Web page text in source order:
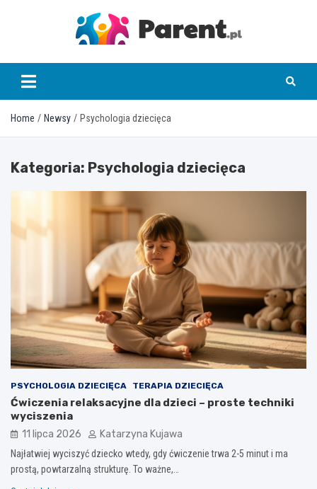
parent.pl
Home Newsy Psychologia dziecięca
Kategoria: Psychologia dziecięca
PSYCHOLOGIA DZIECIĘCA TERAPIA DZIECIĘCA
Ćwiczenia relaksacyjne dla dzieci – proste techniki
wyciszenia
11 lipca 2026 Katarzyna Kujawa
Najłatwiej wyciszyć dziecko wtedy, gdy ćwiczenie trwa 2-5 minut i ma
prostą, powtarzalną strukturę. To ważne,…